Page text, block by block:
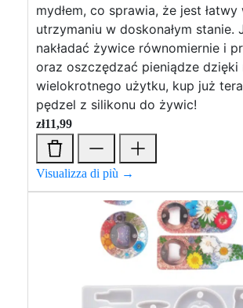
mydłem, co sprawia, że jest łatwy
utrzymaniu w doskonałym stanie.
nakładać żywice równomiernie i
oraz oszczędzać pieniądze dzięki
wielokrotnego użytku, kup już
pędzel z silikonu do żywic!
zł11,99
Visualizza di più →